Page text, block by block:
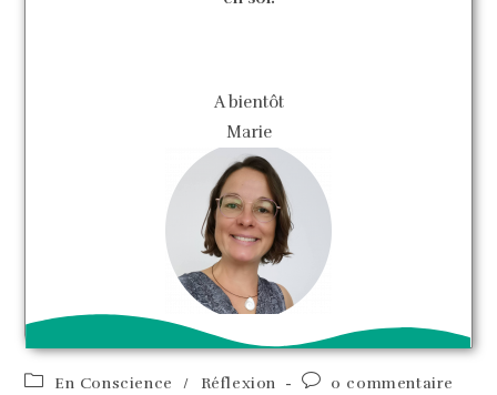
A bientôt
Marie
En Conscience / Réflexion 0 commentaire